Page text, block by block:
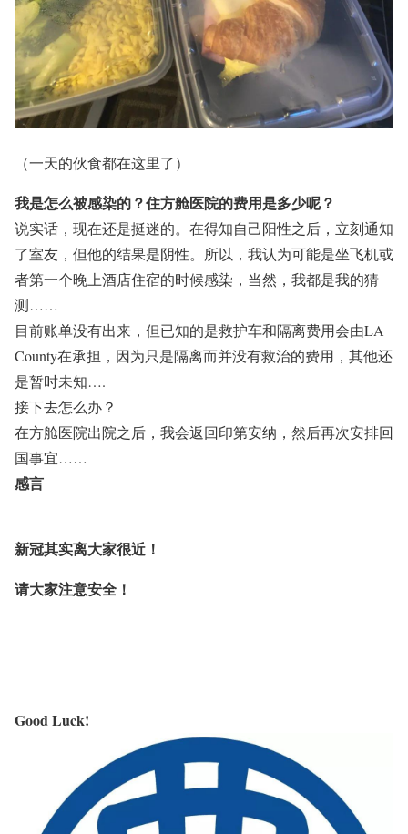
（一天的伙食都在这里了）
我是怎么被感染的？住方舱医院的费用是多少呢？
说实话，现在还是挺迷的。在得知自己阳性之后，立刻通知
了室友，但他的结果是阴性。所以，我认为可能是坐飞机或
者第一个晚上酒店住宿的时候感染，当然，我都是我的猜
测……
目前账单没有出来，但已知的是救护车和隔离费用会由LA
County在承担，因为只是隔离而并没有救治的费用，其他还
是暂时未知….
接下去怎么办？
在方舱医院出院之后，我会返回印第安纳，然后再次安排回
国事宜……
感言
新冠其实离大家很近！
请大家注意安全！
Good Luck!